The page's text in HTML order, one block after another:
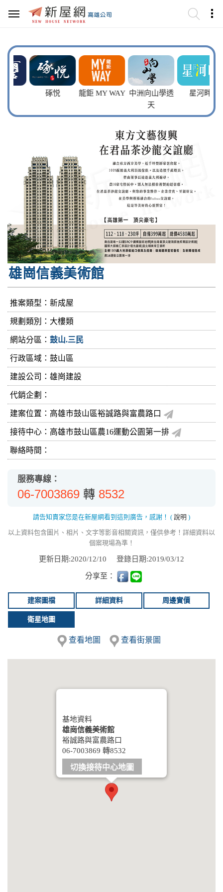
硺悦 龍鉅 MY WAY 中洲向山學透
星河畔
雄崗信義美術館
推案類型：新成屋
規劃類別：大樓類
網站分區： 鼓山.三民
行政區域：鼓山區
建設公司： 雄崗建設
代銷企劃：
建案位置：高雄市鼓山區裕誠路與富農路口
接待中心：高雄市鼓山區農16運動公園第一排
聯絡時間：
服務專線：
06-7003869 轉 8532
請告知賣家您是在新屋網看到這則廣告，感謝！ ( 說明 )
以上資料包含圖片、相片、文字等影音相關資訊，僅供參考！詳細資料以
個案現場為準！
更新日期:2020/12/10 登錄日期:2019/03/12
分享至：
建案圖檔 詳細資料 周邊實價
衛星地圖
查看地圖 查看街景圖
基地資料
雄崗信義美術館
裕誠路與富農路口
06-7003869 轉8532
切換接待中心地圖